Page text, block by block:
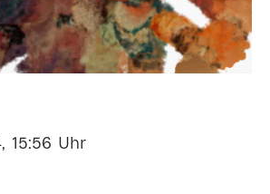
15:56 Uhr